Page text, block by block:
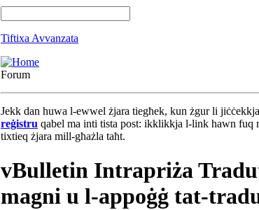
Tiftixa Avvanzata
Forum
Jekk dan huwa l-ewwel żjara tiegħek, kun żgur li
reġistru qabel ma inti tista post: ikklikkja l-link hawn
tixtieq żjara mill-għażla taħt.
vBulletin Intrapriża
magni u l-appoġġ tat-